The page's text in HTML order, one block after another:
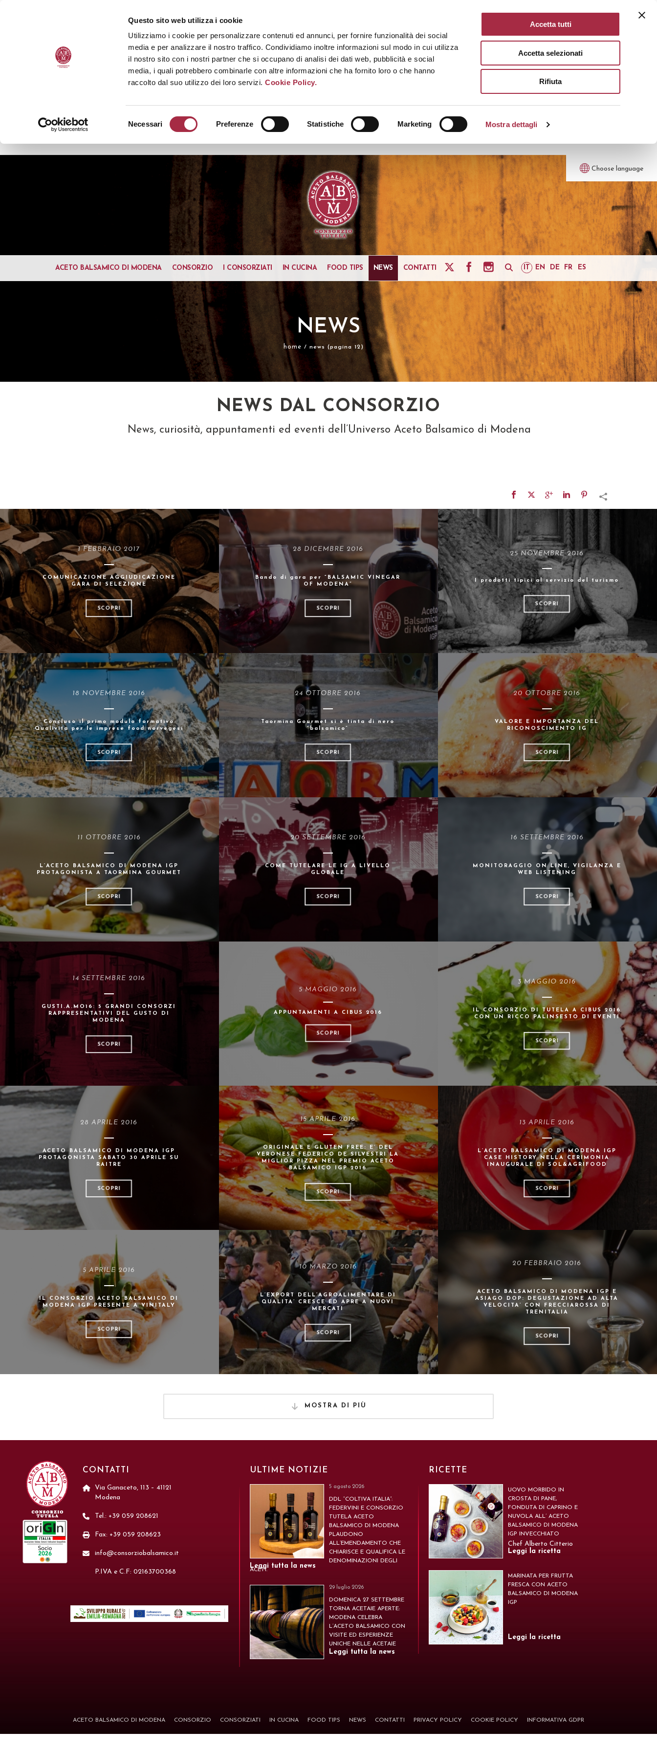
Questo sito web utilizza i cookie
Utilizziamo i cookie per personalizzare contenuti ed annunci, per fornire funzionalità dei social
media e per analizzare il nostro traffico. Condividiamo inoltre informazioni sul modo in cui utilizza
il nostro sito con i nostri partner che si occupano di analisi dei dati web, pubblicità e social
media, i quali potrebbero combinarle con altre informazioni che ha fornito loro o che hanno
raccolto dal suo utilizzo dei loro servizi.Cookie Policy.
Necessari Preferenze Statistiche Marketing Mostra dettagli
Accetta tutti
Accetta selezionati
Rifiuta
Choose language
NEWS
home / news (pagina 12)
ACETO BALSAMICO DI MODENA CONSORZIO I CONSORZIATI IN CUCINA FOOD TIPS NEWS CONTATTI IT EN DE FR ES
NEWS DAL CONSORZIO
News, curiosità, appuntamenti ed eventi dell’Universo Aceto Balsamico di Modena
1 FEBBRAIO 2017
COMUNICAZIONE AGGIUDICAZIONE
GARA DI SELEZIONE
SCOPRI
28 DICEMBRE 2016
Bando di gara per “BALSAMIC VINEGAR
OF MODENA”
SCOPRI
25 NOVEMBRE 2016
I prodotti tipici al servizio del turismo
SCOPRI
18 NOVEMBRE 2016
Concluso il primo modulo formativo
Qualivita per le imprese food norvegesi
SCOPRI
24 OTTOBRE 2016
Taormina Gourmet si è tinta di nero
“balsamico”
SCOPRI
20 OTTOBRE 2016
VALORE E IMPORTANZA DEL
RICONOSCIMENTO IG
SCOPRI
11 OTTOBRE 2016
L’ACETO BALSAMICO DI MODENA IGP
PROTAGONISTA A TAORMINA GOURMET
SCOPRI
20 SETTEMBRE 2016
COME TUTELARE LE IG A LIVELLO
GLOBALE
SCOPRI
16 SETTEMBRE 2016
MONITORAGGIO ON LINE, VIGILANZA E
WEB LISTENING
SCOPRI
14 SETTEMBRE 2016
GUSTI.A.MO16: 5 GRANDI CONSORZI
RAPPRESENTATIVI DEL GUSTO DI
MODENA
SCOPRI
5 MAGGIO 2016
APPUNTAMENTI A CIBUS 2016
SCOPRI
3 MAGGIO 2016
IL CONSORZIO DI TUTELA A CIBUS 2016
CON UN RICCO PALINSESTO DI EVENTI
SCOPRI
28 APRILE 2016
ACETO BALSAMICO DI MODENA IGP
PROTAGONISTA SABATO 30 APRILE SU
RAITRE
SCOPRI
15 APRILE 2016
ORIGINALE E GLUTEN FREE: E’ DEL
VERONESE FEDERICO DE SILVESTRI LA
MIGLIOR PIZZA NEL PREMIO ACETO
BALSAMICO IGP 2016
SCOPRI
13 APRILE 2016
L’ACETO BALSAMICO DI MODENA IGP
CASE HISTORY NELLA CERIMONIA
INAUGURALE DI SOL&AGRIFOOD
SCOPRI
5 APRILE 2016
IL CONSORZIO ACETO BALSAMICO DI
MODENA IGP PRESENTE A VINITALY
SCOPRI
10 MARZO 2016
L’EXPORT DELL’AGROALIMENTARE DI
QUALITA’ CRESCE ED APRE A NUOVI
MERCATI
SCOPRI
20 FEBBRAIO 2016
ACETO BALSAMICO DI MODENA IGP E
ASIAGO DOP: DEGUSTAZIONE AD ALTA
VELOCITA’ CON FRECCIAROSSA DI
TRENITALIA
SCOPRI
MOSTRA DI PIÙ
CONTATTI
Via Ganaceto, 113 – 41121
Modena
Tel.: +39 059 208621
Fax: +39 059 208623
info@consorziobalsamico.it
P.IVA e C.F: 02163700368
ULTIME NOTIZIE
5 agosto 2026
DDL “COLTIVA ITALIA”:
FEDERVINI E CONSORZIO
TUTELA ACETO
BALSAMICO DI MODENA
PLAUDONO
ALL’EMENDAMENTO CHE
CHIARISCE E QUALIFICA LE
DENOMINAZIONI DEGLI
ACETI.
Leggi tutta la news
29 luglio 2026
DOMENICA 27 SETTEMBRE
TORNA ACETAIE APERTE:
MODENA CELEBRA
L’ACETO BALSAMICO CON
VISITE ED ESPERIENZE
UNICHE NELLE ACETAIE
Leggi tutta la news
RICETTE
UOVO MORBIDO IN
CROSTA DI PANE,
FONDUTA DI CAPRINO E
NUVOLA ALL’ ACETO
BALSAMICO DI MODENA
IGP INVECCHIATO
Chef Alberto Citterio
Leggi la ricetta
MARINATA PER FRUTTA
FRESCA CON ACETO
BALSAMICO DI MODENA
IGP
Leggi la ricetta
ACETO BALSAMICO DI MODENA CONSORZIO CONSORZIATI IN CUCINA FOOD TIPS NEWS CONTATTI PRIVACY POLICY COOKIE POLICY INFORMATIVA GDPR